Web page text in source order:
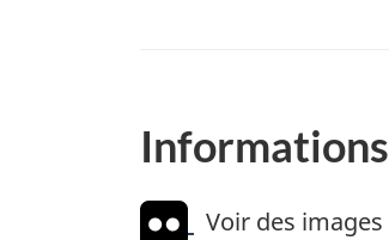
Voir des